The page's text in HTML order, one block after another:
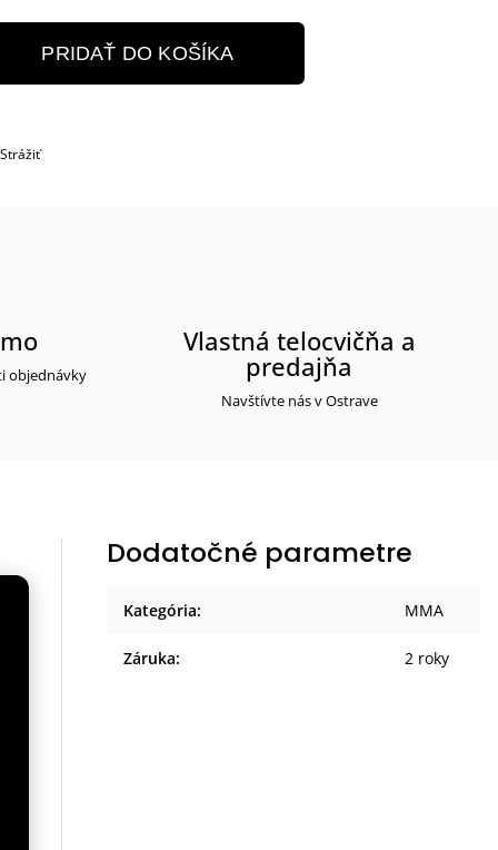
PRIDAŤ DO KOŠÍKA
Strážiť
objednávky
Vlastná telocvičňa a
predajňa
Navštívte nás v Ostrave
Dodatočné parametre
Kategória: MMA
Záruka: 2 roky